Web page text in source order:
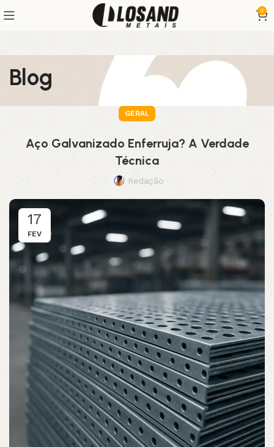
0
Blog
GERAL
Aço Galvanizado Enferruja? A Verdade
Técnica
Redação
17
FEV